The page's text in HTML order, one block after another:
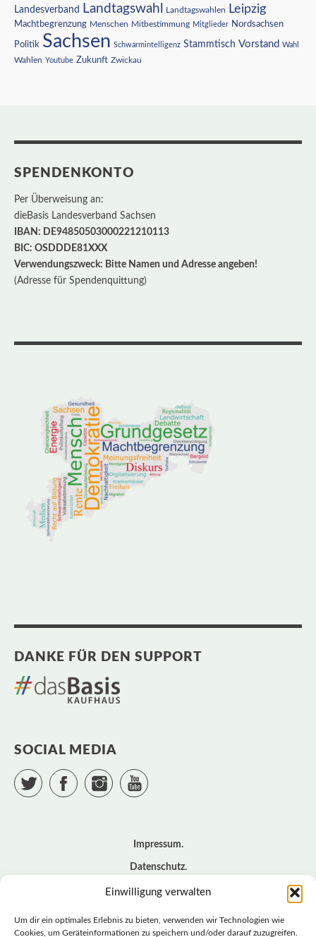
Einwilligung verwalten
Um dir ein optimales Erlebnis zu bieten, verwenden wir Technologien wie
Cookies, um Geräteinformationen zu speichern und/oder darauf zuzugreifen.
Landesverband Landtagswahl Landtagswahlen Leipzig
Machtbegrenzung Menschen Mitbestimmung Mitglieder Nordsachsen
Politik Sachsen Schwarmintelligenz Stammtisch Vorstand Wahl
Wahlen Youtube Zukunft Zwickau
SPENDENKONTO
Per Überweisung an:
dieBasis Landesverband Sachsen
IBAN: DE94850503000221210113
BIC: OSDDDE81XXX
Verwendungszweck: Bitte Namen und Adresse angeben!
(Adresse für Spendenquittung)
DANKE FÜR DEN SUPPORT
SOCIAL MEDIA
Twitter Facebook Instagram
Impressum
Datenschutz
Cookie – Richtlinie (EU)